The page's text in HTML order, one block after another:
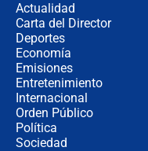
Actualidad
Carta del Director
Deportes
Economía
Emisiones
Entretenimiento
Internacional
Orden Público
Política
Sociedad